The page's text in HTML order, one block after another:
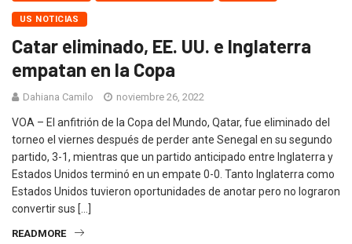
US NOTICIAS
Catar eliminado, EE. UU. e Inglaterra
empatan en la Copa
Dahiana Camilo noviembre 26, 2022
VOA – El anfitrión de la Copa del Mundo, Qatar, fue eliminado del
torneo el viernes después de perder ante Senegal en su segundo
partido, 3-1, mientras que un partido anticipado entre Inglaterra y
Estados Unidos terminó en un empate 0-0. Tanto Inglaterra como
Estados Unidos tuvieron oportunidades de anotar pero no lograron
convertir sus […]
READMORE